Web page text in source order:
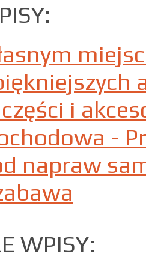
i
-
napraw
WPISY: